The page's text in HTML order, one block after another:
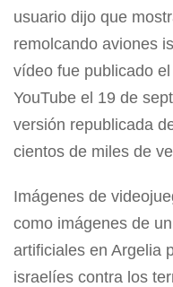
usuario dijo que
remolcando aviones
vídeo fue publicado
YouTube el 19 de
versión republicada
cientos de miles de
Imágenes de
como imágenes de
artificiales en Argelia
israelíes contra los